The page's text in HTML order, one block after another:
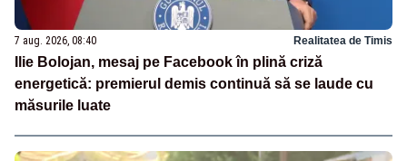
7 aug. 2026, 08:40 Realitatea de Timis
Ilie Bolojan, mesaj pe Facebook în plină criză
energetică: premierul demis continuă să se laude cu
măsurile luate